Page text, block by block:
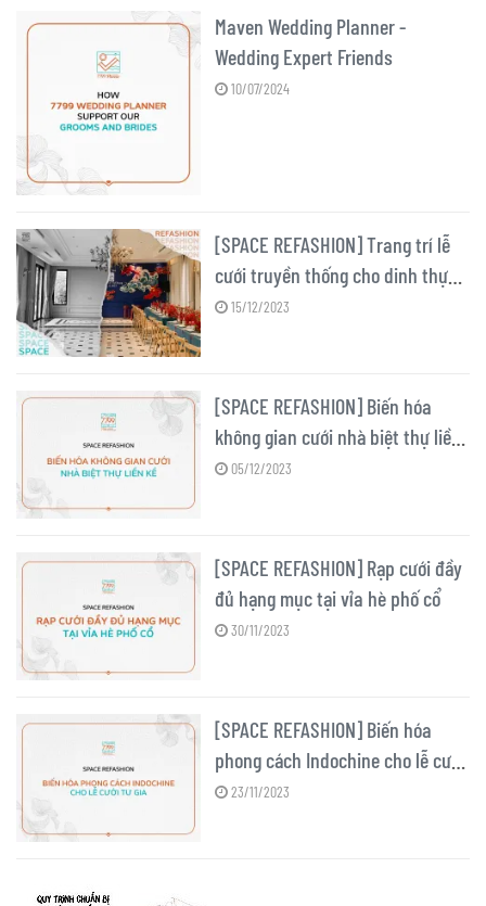
Maven Wedding Planner -
Wedding Expert Friends
10/07/2024
[SPACE REFASHION] Trang trí lễ
cưới truyền thống cho dinh thự
phong cách châu âu
15/12/2023
[SPACE REFASHION] Biến hóa
không gian cưới nhà biệt thự liền
kề05/12/2023
[SPACE REFASHION] Rạp cưới đầy
đủ hạng mục tại vỉa hè phố cổ
30/11/2023
[SPACE REFASHION] Biến hóa
phong cách Indochine cho lễ cưới
tư gia
23/11/2023